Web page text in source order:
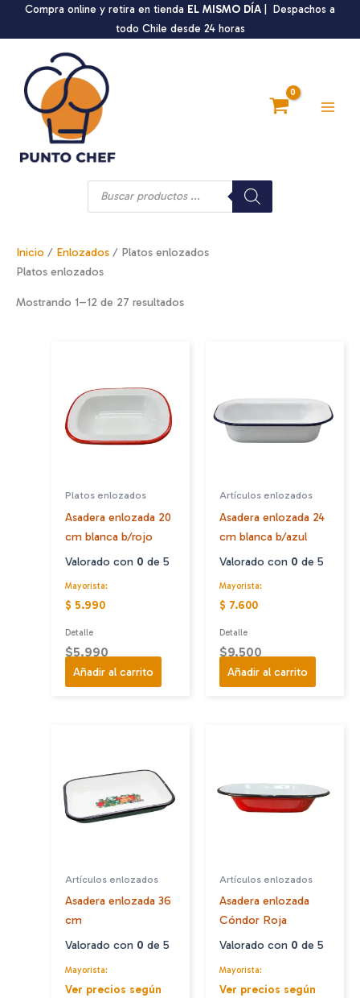
Compra online y retira en tienda EL MISMO DÍA | Despachos a
todo Chile desde 24 horas
Búsqueda
Inicio / Enlozados / Platos enlozados
Platos enlozados
Mostrando 1–12 de 27 resultados
Platos enlozados
Asadera enlozada 20
cm blanca b/rojo
Valorado con 0 de 5
Mayorista:
$ 5.990
Detalle
$5.990
Añadir al carrito
Artículos enlozados
Asadera enlozada 24
cm blanca b/azul
Valorado con 0 de 5
Mayorista:
$ 7.600
Detalle
$9.500
Añadir al carrito
Artículos enlozados
Asadera enlozada 36
cm
Valorado con 0 de 5
Mayorista:
Ver precios según
Artículos enlozados
Asadera enlozada
Cóndor Roja
Valorado con 0 de 5
Mayorista:
Ver precios según